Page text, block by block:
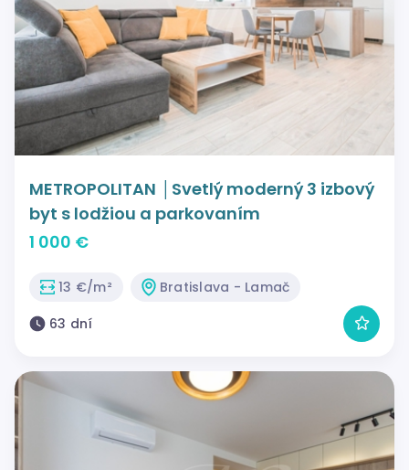
METROPOLITAN │Svetlý moderný 3 izbový
byt s lodžiou a parkovaním
1 000 €
13 €/m²
Bratislava - Lamač
63 dní